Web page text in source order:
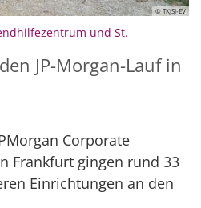
© TKJSJ-EV
und St.
JP-Morgan-Lauf in
Corporate
Frankfurt gingen rund 33
Einrichtungen an den